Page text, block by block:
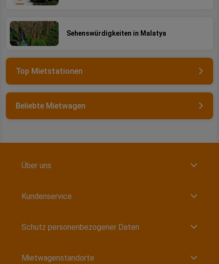
Sehenswürdigkeiten in Malatya
Top Mietstationen
Beliebte Mietwagen
Über uns
Kundenservice
Schutz personenbezogener Daten
Mietwagenstandorte